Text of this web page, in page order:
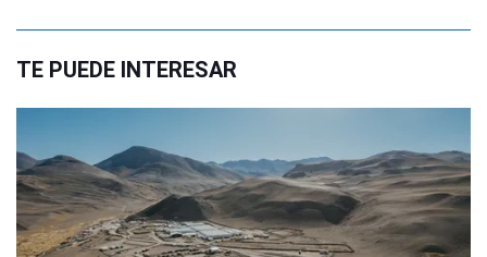
TE PUEDE INTERESAR